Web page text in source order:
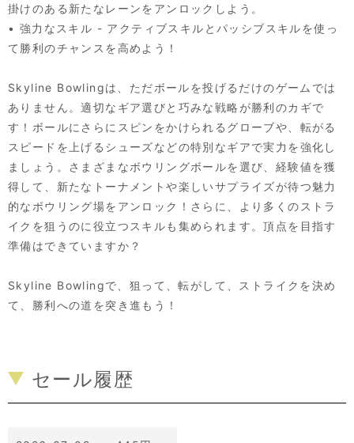
掛けのある新たなレーンをアンロックしよう。
• 強力なスキル - アクティブスキルとパッシブスキルを使っ
て勝利のチャンスを高めよう！
Skyline Bowlingは、ただボールを投げるだけのゲームでは
ありません。適切なギア選びと巧みな戦略が勝利のカギで
す！ボールにさらにスピンをかけられるグローブや、転がる
スピードを上げるシューズなどの特別なギアで実力を強化し
ましょう。さまざまなボウリングボールを選び、経験値を獲
得して、新たなトーナメントや楽しいサプライズが待つ魅力
的なボウリング場をアンロック！さらに、より多くのストラ
イクを狙うのに役立つスキルも集められます。頂点を目指す
準備はできていますか？
Skyline Bowlingで、狙って、転がして、ストライクを決め
て、勝利への道を突き進もう！
セール履歴